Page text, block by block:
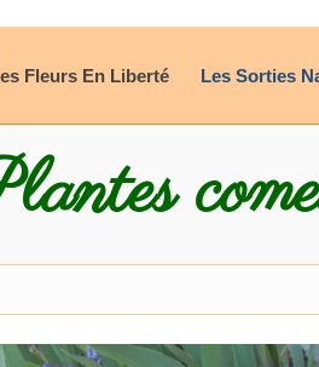
Fleurs En Liberté Les Sorties